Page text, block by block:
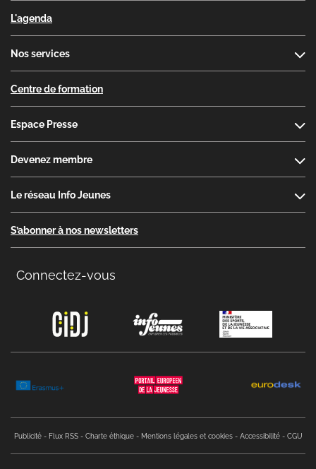
L'agenda
Nos services
Centre de formation
Espace Presse
Devenez membre
Le réseau Info Jeunes
S’abonner à nos newsletters
Connectez-vous
Publicité
Flux RSS Charte éthique Mentions légales et cookies Accessibilité CGU